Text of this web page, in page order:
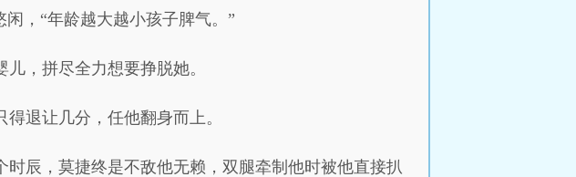
，“年龄越大越小孩子脾气。”
，拼尽全力想要挣脱她。
退让几分，任他翻身而上。
辰，莫捷终是不敌他无赖，双腿牵制他时被他直接扒